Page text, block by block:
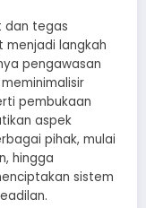
dan tegas
menjadi langkah
pengawasan
pembukaan
aspek
pihak, mulai
hingga
sistem